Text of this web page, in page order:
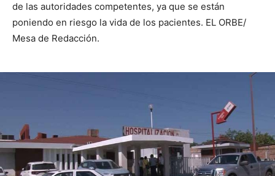
de las autoridades competentes, ya que se están
poniendo en riesgo la vida de los pacientes. EL ORBE/
Mesa de Redacción.